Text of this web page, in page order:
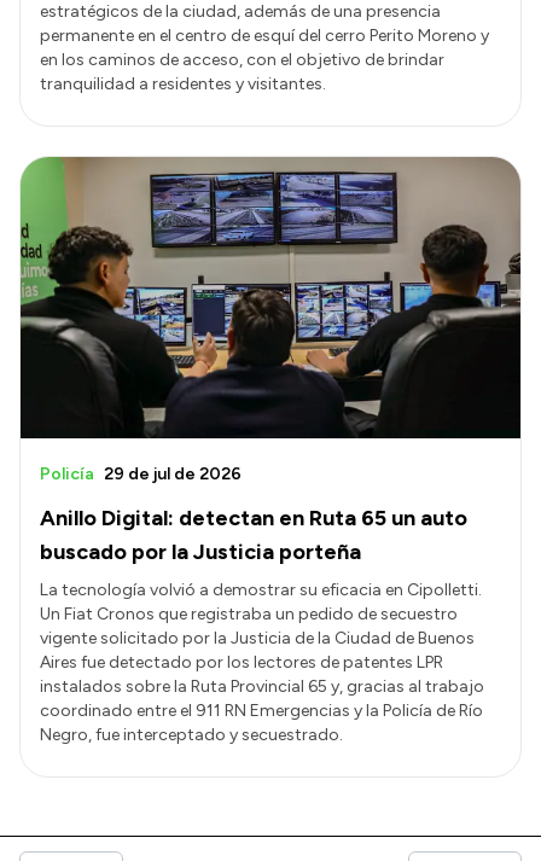
estratégicos de la ciudad, además de una presencia
permanente en el centro de esquí del cerro Perito Moreno y
en los caminos de acceso, con el objetivo de brindar
tranquilidad a residentes y visitantes.
Anillo Digital: detectan en Ruta 65 un auto
buscado por la Justicia porteña
Policía 29 de jul de 2026
La tecnología volvió a demostrar su eficacia en Cipolletti.
Un Fiat Cronos que registraba un pedido de secuestro
vigente solicitado por la Justicia de la Ciudad de Buenos
Aires fue detectado por los lectores de patentes LPR
instalados sobre la Ruta Provincial 65 y, gracias al trabajo
coordinado entre el 911 RN Emergencias y la Policía de Río
Negro, fue interceptado y secuestrado.